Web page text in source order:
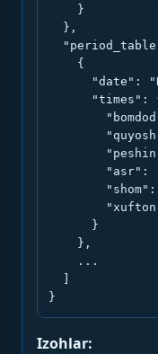
    }
  },
    {
"date":
"times":
"asr":
      }
    },
    ...
}
Izohlar: